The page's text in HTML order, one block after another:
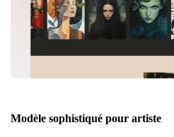
Modèle sophistiqué pour artiste